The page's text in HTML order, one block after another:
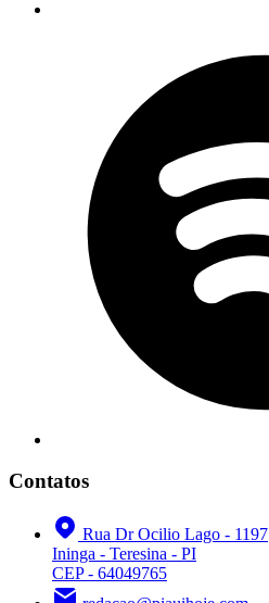
Contatos
Rua Dr Ocilio Lago - 1197
Ininga - Teresina - PI
CEP - 64049765